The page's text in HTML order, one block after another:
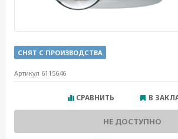
СНЯТ С ПРОИЗВОДСТВА
Артикул 6115646
СРАВНИТЬ В
НЕ ДОСТУПНО